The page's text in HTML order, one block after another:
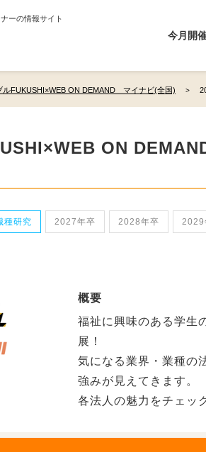
ーの情報サイト
今月開
ルFUKUSHI×WEB ON DEMAND マイナビ(全国)
ON
種研究 2027年卒 2028年卒 2029
概要
福祉に興味のある学生
展！
気になる業界・業種の
強みが見えてきます。
各法人の魅力をチェッ